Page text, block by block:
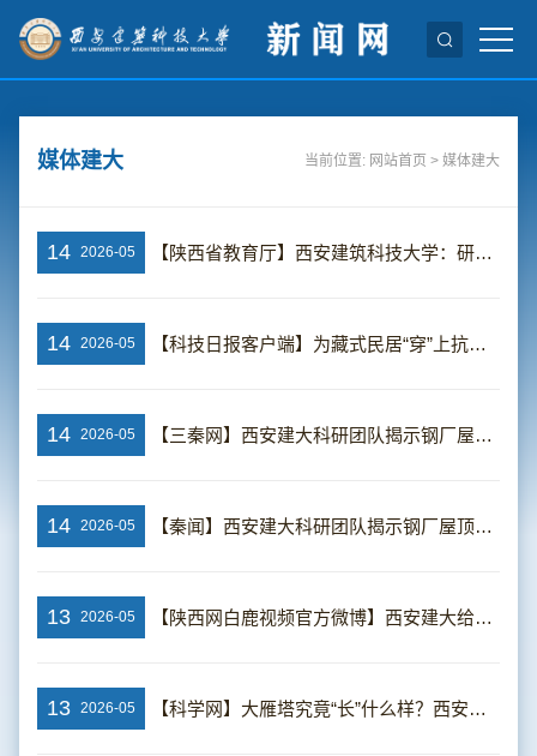
媒体建大 当前位置: 网站首页 >媒体建大
14 2026-05 【陕西省教育厅】西安建筑科技大学：研究成果能落地 企业生产更高效
14 2026-05 【科技日报客户端】为藏式民居“穿”上抗震“铠甲”——记西安建筑科技大学教授邓明科及其团队
14 2026-05 【三秦网】西安建大科研团队揭示钢厂屋顶光伏布局与储能经济优化规律
14 2026-05 【秦闻】西安建大科研团队揭示钢厂屋顶光伏布局与储能经济优化规律
13 2026-05 【陕西网白鹿视频官方微博】西安建大给大雁塔做全面健康体检
13 2026-05 【科学网】大雁塔究竟“长”什么样？西安建大科研团队首次看清